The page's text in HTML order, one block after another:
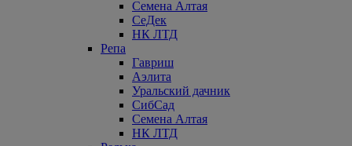
Семена Алтая
СеДек
НК ЛТД
Репа
Гавриш
Аэлита
Уральский дачник
СибСад
Семена Алтая
НК ЛТД